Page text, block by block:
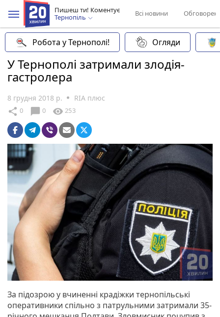
Пишеш ти! Коментує
Тернопіль
Всі новини
Робота у Тернополі! Огляди
У Тернополі затримали злодія-
гастролера
8 грудня 2018 р. RIA плюс
share 0 chat_bubble 0 visibility 253
За підозрою у вчиненні крадіжки тернопільські
оперативники спільно з патрульними затримали 35-